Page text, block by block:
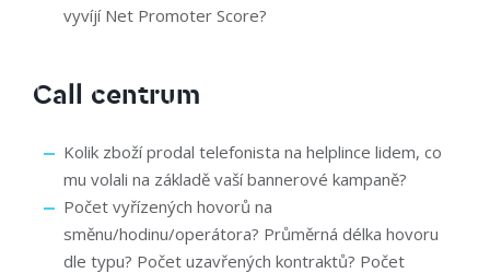
vyvíjí Net Promoter Score?
Call centrum
Kolik zboží prodal telefonista na helplince lidem, co
mu volali na základě vaší bannerové kampaně?
Počet vyřízených hovorů na
směnu/hodinu/operátora? Průměrná délka hovoru
dle typu? Počet uzavřených kontraktů? Počet